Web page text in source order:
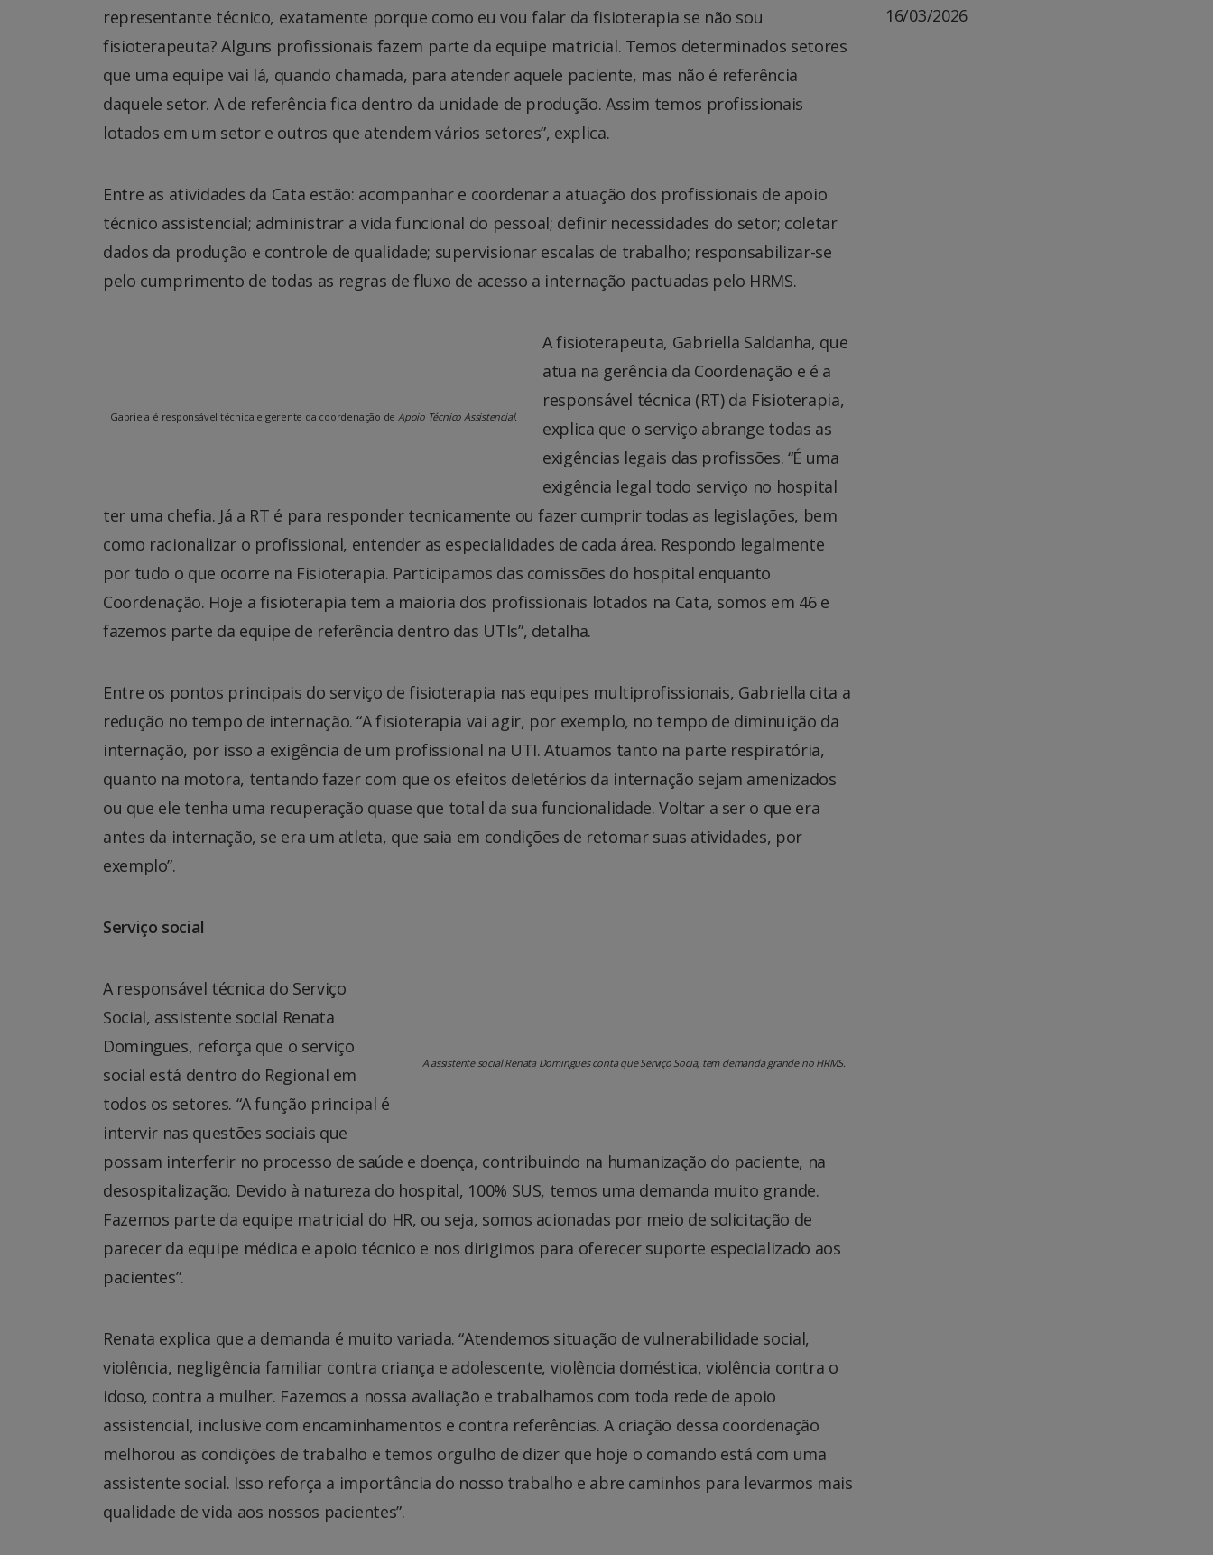
representante técnico, exatamente porque como eu vou falar da fisioterapia se não sou
fisioterapeuta? Alguns profissionais fazem parte da equipe matricial. Temos determinados setores
que uma equipe vai lá, quando chamada, para atender aquele paciente, mas não é referência
daquele setor. A de referência fica dentro da unidade de produção. Assim temos profissionais
lotados em um setor e outros que atendem vários setores”, explica.
Entre as atividades da Cata estão: acompanhar e coordenar a atuação dos profissionais de apoio
técnico assistencial; administrar a vida funcional do pessoal; definir necessidades do setor; coletar
dados da produção e controle de qualidade; supervisionar escalas de trabalho; responsabilizar-se
pelo cumprimento de todas as regras de fluxo de acesso a internação pactuadas pelo HRMS.
Gabriela é responsável técnica e gerente da coordenação de Apoio Técnico Assistencial.
A fisioterapeuta, Gabriella Saldanha, que
atua na gerência da Coordenação e é a
responsável técnica (RT) da Fisioterapia,
explica que o serviço abrange todas as
exigências legais das profissões. “É uma
exigência legal todo serviço no hospital
ter uma chefia. Já a RT é para responder tecnicamente ou fazer cumprir todas as legislações, bem
como racionalizar o profissional, entender as especialidades de cada área. Respondo legalmente
por tudo o que ocorre na Fisioterapia. Participamos das comissões do hospital enquanto
Coordenação. Hoje a fisioterapia tem a maioria dos profissionais lotados na Cata, somos em 46 e
fazemos parte da equipe de referência dentro das UTIs”, detalha.
Entre os pontos principais do serviço de fisioterapia nas equipes multiprofissionais, Gabriella cita a
redução no tempo de internação. “A fisioterapia vai agir, por exemplo, no tempo de diminuição da
internação, por isso a exigência de um profissional na UTI. Atuamos tanto na parte respiratória,
quanto na motora, tentando fazer com que os efeitos deletérios da internação sejam amenizados
ou que ele tenha uma recuperação quase que total da sua funcionalidade. Voltar a ser o que era
antes da internação, se era um atleta, que saia em condições de retomar suas atividades, por
exemplo”.
Serviço social
A assistente social Renata Domingues conta que Serviço Socia, tem demanda grande no HRMS.
A responsável técnica do Serviço
Social, assistente social Renata
Domingues, reforça que o serviço
social está dentro do Regional em
todos os setores. “A função principal é
intervir nas questões sociais que
possam interferir no processo de saúde e doença, contribuindo na humanização do paciente, na
desospitalização. Devido à natureza do hospital, 100% SUS, temos uma demanda muito grande.
Fazemos parte da equipe matricial do HR, ou seja, somos acionadas por meio de solicitação de
parecer da equipe médica e apoio técnico e nos dirigimos para oferecer suporte especializado aos
pacientes”.
Renata explica que a demanda é muito variada. “Atendemos situação de vulnerabilidade social,
violência, negligência familiar contra criança e adolescente, violência doméstica, violência contra o
idoso, contra a mulher. Fazemos a nossa avaliação e trabalhamos com toda rede de apoio
assistencial, inclusive com encaminhamentos e contra referências. A criação dessa coordenação
melhorou as condições de trabalho e temos orgulho de dizer que hoje o comando está com uma
assistente social. Isso reforça a importância do nosso trabalho e abre caminhos para levarmos mais
qualidade de vida aos nossos pacientes”.
16/03/2026